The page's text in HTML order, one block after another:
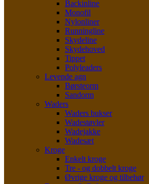
Backinline
Monofil
Nylonliner
Runningline
Skydeline
Skydehoved
Tippet
Polyleaders
Levende agn
Børsteorm
Sandorm
Waders
Waders bukser
Wadestøvler
Wadejakke
Wadesæt
Kroge
Enkelt kroge
Tre - og dobbelt kroge
Øvrige kroge og tilbehør